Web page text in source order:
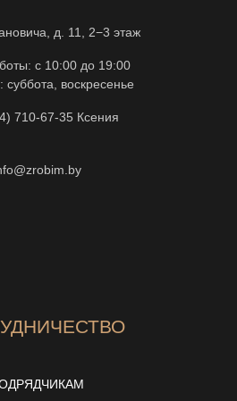
д. 11, 2−3 этаж
с 10:00 до 19:00
воскресенье
710-67-35 Ксения